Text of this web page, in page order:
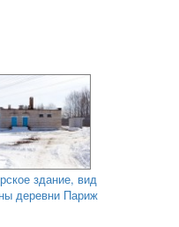
здание, вид
деревни Париж